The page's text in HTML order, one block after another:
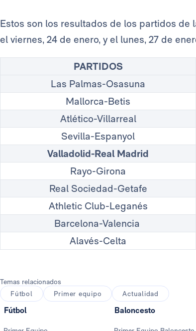
Estos son los resultados de los partidos de
el viernes, 24 de enero, y el lunes, 27 de
PARTIDOS
Las Palmas-Osasuna
Mallorca-Betis
Atlético-Villarreal
Sevilla-Espanyol
Valladolid-Real Madrid
Rayo-Girona
Real Sociedad-Getafe
Athletic Club-Leganés
Barcelona-Valencia
Alavés-Celta
Temas relacionados
Fútbol
Primer equipo Actualidad
Fútbol Baloncesto